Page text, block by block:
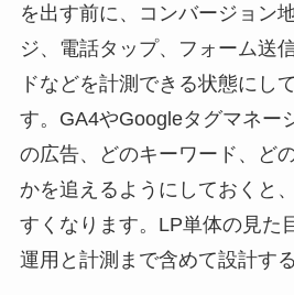
を出す前に、コンバージョン
ジ、電話タップ、フォーム送
ドなどを計測できる状態にし
す。GA4やGoogleタグマネー
の広告、どのキーワード、ど
かを追えるようにしておくと
すくなります。LP単体の見た
運用と計測まで含めて設計す